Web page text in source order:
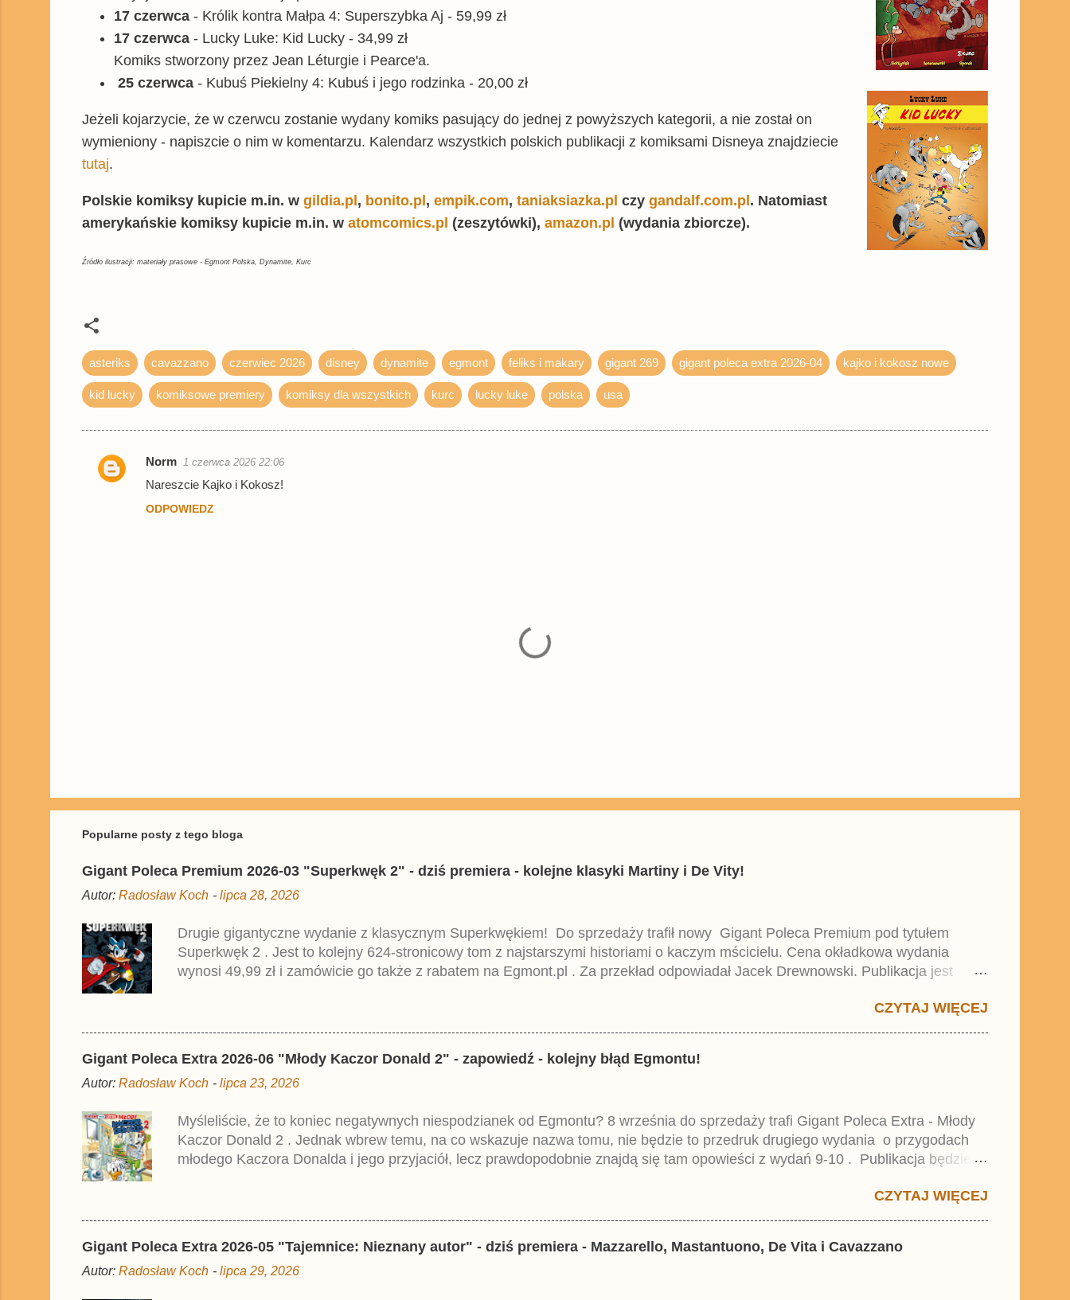
17 czerwca - Królik kontra Małpa 4: Superszybka Aj - 59,99 zł
17 czerwca - Lucky Luke: Kid Lucky - 34,99 zł
Komiks stworzony przez Jean Léturgie i Pearce'a.
25 czerwca - Kubuś Piekielny 4: Kubuś i jego rodzinka - 20,00 zł
Jeżeli kojarzycie, że w czerwcu zostanie wydany komiks pasujący do jednej z powyższych kategorii, a nie został on
wymieniony - napiszcie o nim w komentarzu. Kalendarz wszystkich polskich publikacji z komiksami Disneya znajdziecie
tutaj.
Polskie komiksy kupicie m.in. w gildia.pl, bonito.pl, empik.com, taniaksiazka.pl czy gandalf.com.pl. Natomiast
amerykańskie komiksy kupicie m.in. w atomcomics.pl (zeszytówki), amazon.pl (wydania zbiorcze).
Źródło ilustracji: materiały prasowe - Egmont Polska, Dynamite, Kurc
asteriks cavazzano czerwiec 2026 disney dynamite egmont feliks i makary gigant 269 gigant poleca extra 2026-04 kajko i kokosz nowe
kid lucky komiksowe premiery komiksy dla wszystkich kurc lucky luke polska usa
K
Norm 1 czerwca 2026 22:06
Nareszcie Kajko i Kokosz!
ODPOWIEDZ
z
ś
j
k
o
e
n
t
a
r
z
Popularne posty z tego bloga
Gigant Poleca Premium 2026-03 "Superkwęk 2" - dziś premiera - kolejne klasyki Martiny i De Vity!
Autor: Radosław Koch - lipca 28, 2026
Drugie gigantyczne wydanie z klasycznym Superkwękiem! Do sprzedaży trafił nowy Gigant Poleca Premium pod tytułem
Superkwęk 2 . Jest to kolejny 624-stronicowy tom z najstarszymi historiami o kaczym mścicielu. Cena okładkowa wydania
wynosi 49,99 zł i zamówicie go także z rabatem na Egmont.pl . Za przekład odpowiadał Jacek Drewnowski. Publikacja jest
CZYTAJ WIĘCEJ
Gigant Poleca Extra 2026-06 "Młody Kaczor Donald 2" - zapowiedź - kolejny błąd Egmontu!
Autor: Radosław Koch - lipca 23, 2026
Myśleliście, że to koniec negatywnych niespodzianek od Egmontu? 8 września do sprzedaży trafi Gigant Poleca Extra - Młody
Kaczor Donald 2 . Jednak wbrew temu, na co wskazuje nazwa tomu, nie będzie to przedruk drugiego wydania o przygodach
młodego Kaczora Donalda i jego przyjaciół, lecz prawdopodobnie znajdą się tam opowieści z wydań 9-10 . Publikacja będzie
CZYTAJ WIĘCEJ
Gigant Poleca Extra 2026-05 "Tajemnice: Nieznany autor" - dziś premiera - Mazzarello, Mastantuono, De Vita i Cavazzano
Autor: Radosław Koch - lipca 29, 2026